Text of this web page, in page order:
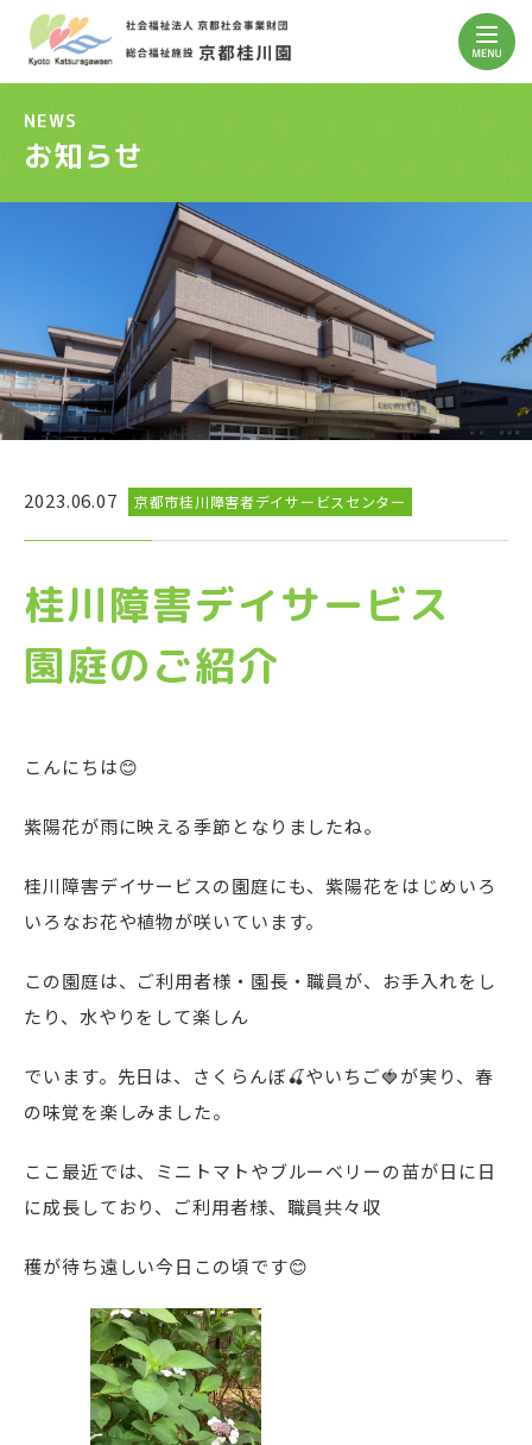
NEWS
お知らせ
2023.06.07 京都市桂川障害者デイサービスセンター
桂川障害デイサービス
園庭のご紹介
こんにちは😊
紫陽花が雨に映える季節となりましたね。
桂川障害デイサービスの園庭にも、紫陽花をはじめいろ
いろなお花や植物が咲いています。
この園庭は、ご利用者様・園長・職員が、お手入れをし
たり、水やりをして楽しん
でいます。先日は、さくらんぼ🍒やいちご🍓が実り、春
の味覚を楽しみました。
ここ最近では、ミニトマトやブルーベリーの苗が日に日
に成長しており、ご利用者様、職員共々収
穫が待ち遠しい今日この頃です😊